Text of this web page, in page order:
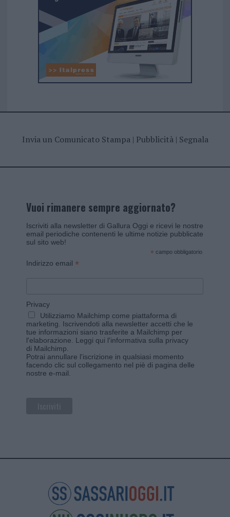
Invia un Comunicato Stampa| Pubblicità| Segnala
Vuoi rimanere sempre aggiornato?
Iscriviti alla newsletter di Gallura Oggi e ricevi le nostre
email periodiche contenenti le ultime notizie pubblicate
sul sito web!
* campo obbligatorio
Indirizzo email *
Privacy
Utilizziamo Mailchimp come piattaforma di
marketing. Iscrivendoti alla newsletter accetti che le
tue informazioni siano trasferite a Mailchimp per
l'elaborazione. Leggi qui l'informativa sulla privacy
di Mailchimp
Potrai annullare l'iscrizione in qualsiasi momento
facendo clic sul collegamento nel piè di pagina delle
nostre e-mail.